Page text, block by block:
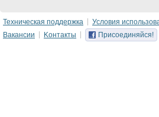
Техническая поддержка Условия
Вакансии
Kонтакты Присоединяйся!